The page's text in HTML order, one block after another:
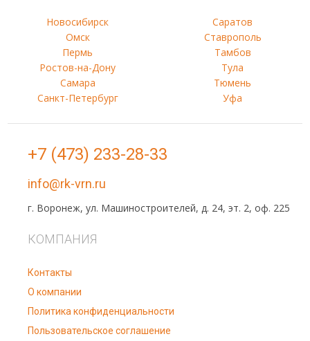
Новосибирск
Омск
Пермь
Ростов-на-Дону
Самара
Санкт-Петербург
Саратов
Ставрополь
Тамбов
Тула
Тюмень
Уфа
+7 (473) 233-28-33
info@rk-vrn.ru
г. Воронеж, ул. Машиностроителей, д. 24, эт. 2, оф. 225
КОМПАНИЯ
Контакты
О компании
Политика конфиденциальности
Пользовательское соглашение